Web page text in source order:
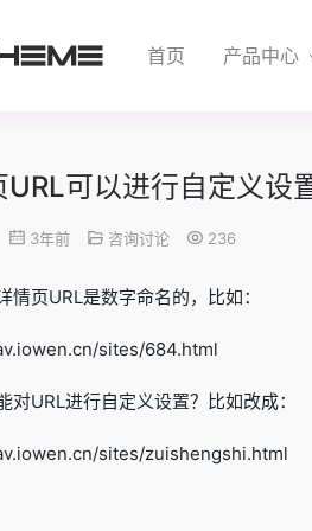
首页 产品中心
可以进行自定义设
3年前 咨询讨论 236
情页URL是数字命名的，比如：
sites/684.html
对URL进行自定义设置？比如改成：
sites/zuishengshi.html